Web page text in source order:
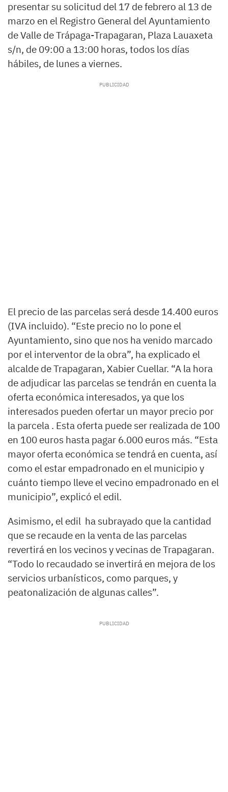
presentar su solicitud del 17 de febrero al 13 de
marzo en el Registro General del Ayuntamiento
de Valle de Trápaga-Trapagaran, Plaza Lauaxeta
s/n, de 09:00 a 13:00 horas, todos los días
hábiles, de lunes a viernes.
El precio de las parcelas será desde 14.400 euros
(IVA incluido). “Este precio no lo pone el
Ayuntamiento, sino que nos ha venido marcado
por el interventor de la obra”, ha explicado el
alcalde de Trapagaran, Xabier Cuellar. “A la hora
de adjudicar las parcelas se tendrán en cuenta la
oferta económica interesados, ya que los
interesados pueden ofertar un mayor precio por
la parcela . Esta oferta puede ser realizada de 100
en 100 euros hasta pagar 6.000 euros más. “Esta
mayor oferta económica se tendrá en cuenta, así
como el estar empadronado en el municipio y
cuánto tiempo lleve el vecino empadronado en el
municipio”, explicó el edil.
Asimismo, el edil ha subrayado que la cantidad
que se recaude en la venta de las parcelas
revertirá en los vecinos y vecinas de Trapagaran.
“Todo lo recaudado se invertirá en mejora de los
servicios urbanísticos, como parques, y
peatonalización de algunas calles”.